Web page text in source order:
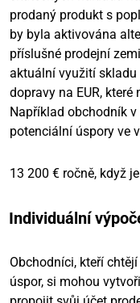
prodaný produkt s
by byla aktivována
příslušné prodejní
aktuální využití skladu
dopravy na EUR,
Například obchodník
potenciální úspory ve
13 200 € ročně, když
Individuální
Obchodníci, kteří
úspor, si mohou